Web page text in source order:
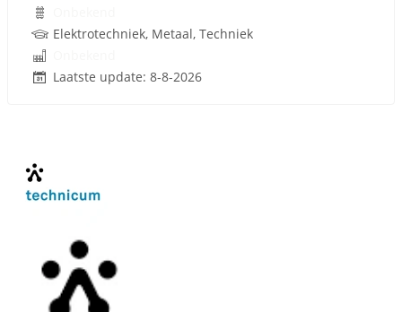
Elektrotechniek, Metaal, Techniek
Laatste update: 8-8-2026